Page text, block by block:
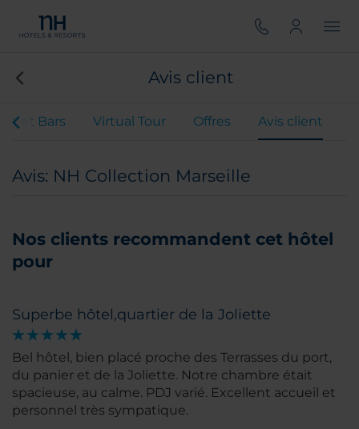
Avis client
et Bars Virtual Tour Offres Avis client
Avis: NH Collection Marseille
Nos clients recommandent cet hôtel
pour
Superbe hôtel,quartier de la Joliette
Bel hôtel, bien placé proche des Terrasses du port,
du panier et de la Joliette. Notre chambre était
spacieuse, au calme. PDJ varié. Excellent accueil et
personnel très sympatique.